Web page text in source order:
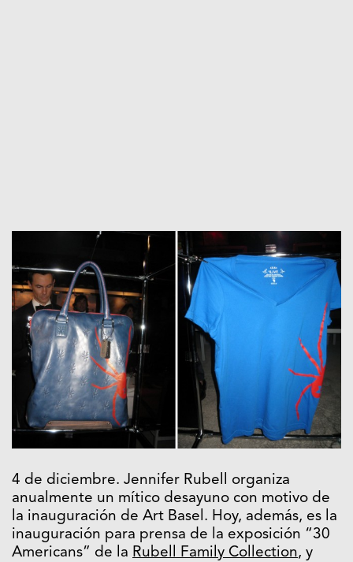
4 de diciembre. Jennifer Rubell organiza
anualmente un mítico desayuno con motivo de
la inauguración de Art Basel. Hoy, además, es la
inauguración para prensa de la exposición “30
Americans” de la Rubell Family Collection, y